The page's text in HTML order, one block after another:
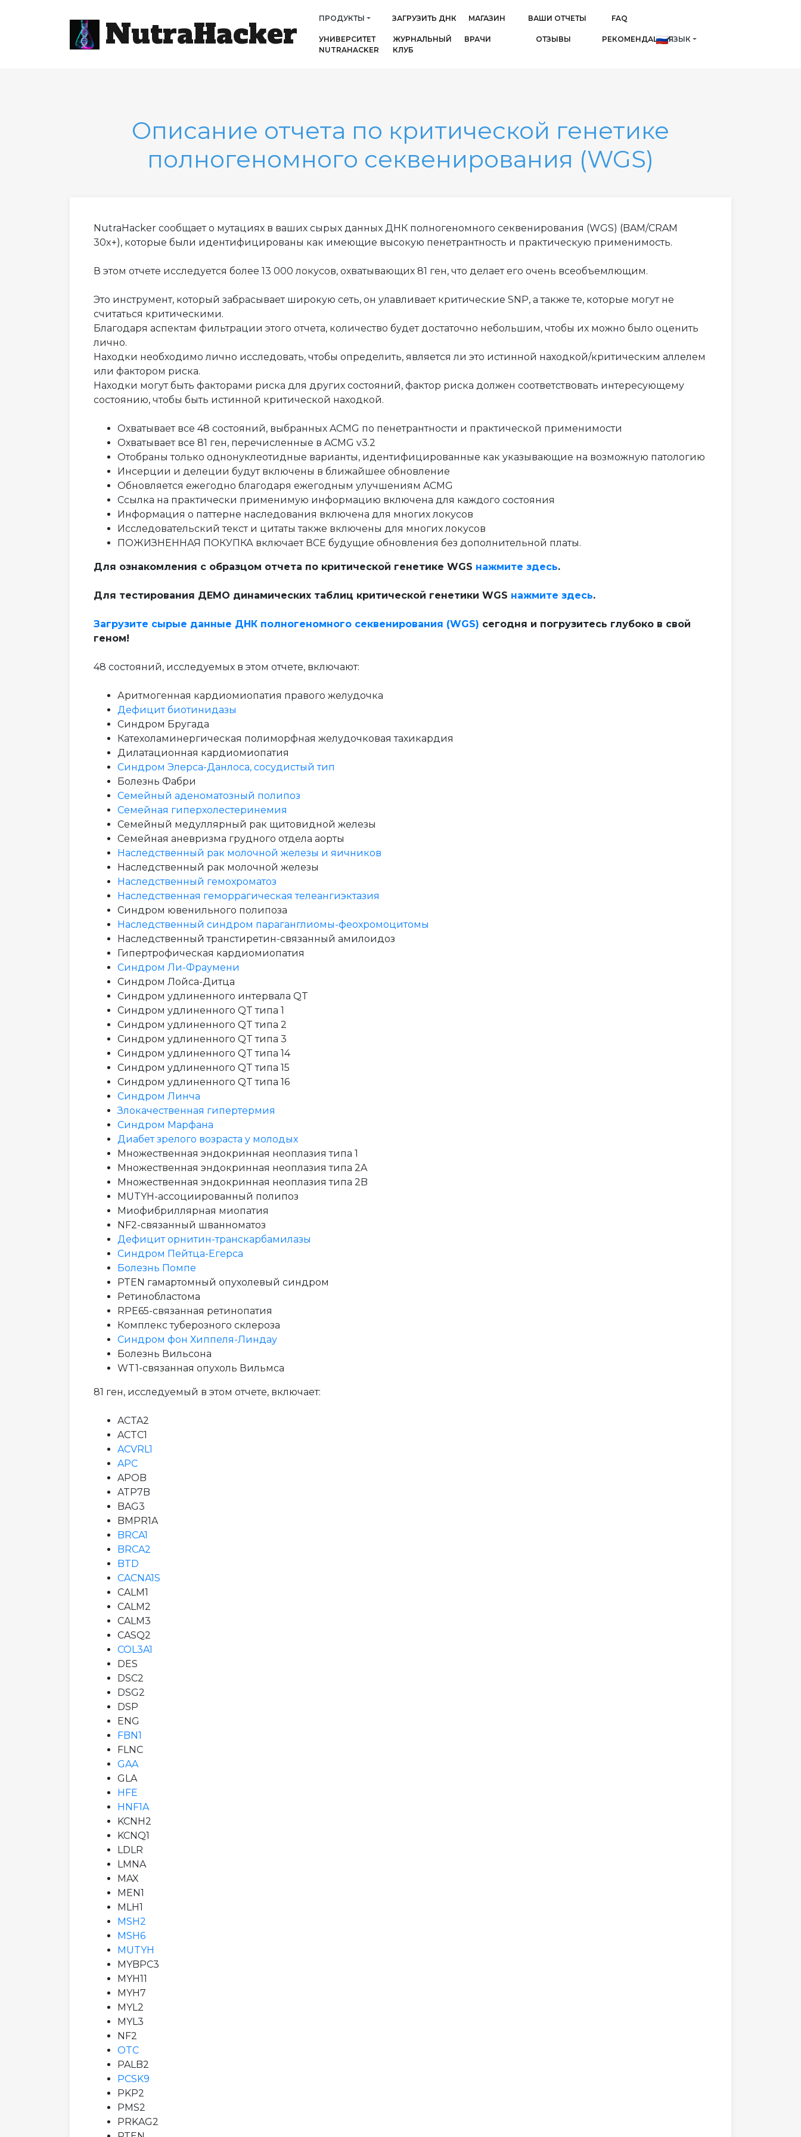
NutraHacker ПРОДУКТЫ ЗАГРУЗИТЬ ДНК МАГАЗИН ВАШИ ОТЧЕТЫ FAQ
УНИВЕРСИТЕТ
NUTRAHACKER
ЖУРНАЛЬНЫЙ
КЛУБ
ВРАЧИ ОТЗЫВЫ РЕКОМЕНДАЦИИЯЗЫК
Описание отчета по критической генетике
полногеномного секвенирования (WGS)
NutraHacker сообщает о мутациях в ваших сырых данных ДНК полногеномного секвенирования (WGS) (BAM/CRAM
30x+), которые были идентифицированы как имеющие высокую пенетрантность и практическую применимость.
В этом отчете исследуется более 13 000 локусов, охватывающих 81 ген, что делает его очень всеобъемлющим.
Это инструмент, который забрасывает широкую сеть, он улавливает критические SNP, а также те, которые могут не
считаться критическими.
Благодаря аспектам фильтрации этого отчета, количество будет достаточно небольшим, чтобы их можно было оценить
лично.
Находки необходимо лично исследовать, чтобы определить, является ли это истинной находкой/критическим аллелем
или фактором риска.
Находки могут быть факторами риска для других состояний, фактор риска должен соответствовать интересующему
состоянию, чтобы быть истинной критической находкой.
Охватывает все 48 состояний, выбранных ACMG по пенетрантности и практической применимости
Охватывает все 81 ген, перечисленные в ACMG v3.2
Отобраны только однонуклеотидные варианты, идентифицированные как указывающие на возможную патологию
Инсерции и делеции будут включены в ближайшее обновление
Обновляется ежегодно благодаря ежегодным улучшениям ACMG
Ссылка на практически применимую информацию включена для каждого состояния
Информация о паттерне наследования включена для многих локусов
Исследовательский текст и цитаты также включены для многих локусов
ПОЖИЗНЕННАЯ ПОКУПКА включает ВСЕ будущие обновления без дополнительной платы.
Для ознакомления с образцом отчета по критической генетике WGS нажмите здесь.
Для тестирования ДЕМО динамических таблиц критической генетики WGS нажмите здесь.
Загрузите сырые данные ДНК полногеномного секвенирования (WGS) сегодня и погрузитесь глубоко в свой
геном!
48 состояний, исследуемых в этом отчете, включают:
Аритмогенная кардиомиопатия правого желудочка
Дефицит биотинидазы
Синдром Бругада
Катехоламинергическая полиморфная желудочковая тахикардия
Дилатационная кардиомиопатия
Синдром Элерса-Данлоса, сосудистый тип
Болезнь Фабри
Семейный аденоматозный полипоз
Семейная гиперхолестеринемия
Семейный медуллярный рак щитовидной железы
Семейная аневризма грудного отдела аорты
Наследственный рак молочной железы и яичников
Наследственный рак молочной железы
Наследственный гемохроматоз
Наследственная геморрагическая телеангиэктазия
Синдром ювенильного полипоза
Наследственный синдром параганглиомы-феохромоцитомы
Наследственный транстиретин-связанный амилоидоз
Гипертрофическая кардиомиопатия
Синдром Ли-Фраумени
Синдром Лойса-Дитца
Синдром удлиненного интервала QT
Синдром удлиненного QT типа 1
Синдром удлиненного QT типа 2
Синдром удлиненного QT типа 3
Синдром удлиненного QT типа 14
Синдром удлиненного QT типа 15
Синдром удлиненного QT типа 16
Синдром Линча
Злокачественная гипертермия
Синдром Марфана
Диабет зрелого возраста у молодых
Множественная эндокринная неоплазия типа 1
Множественная эндокринная неоплазия типа 2A
Множественная эндокринная неоплазия типа 2B
MUTYH-ассоциированный полипоз
Миофибриллярная миопатия
NF2-связанный шванноматоз
Дефицит орнитин-транскарбамилазы
Синдром Пейтца-Егерса
Болезнь Помпе
PTEN гамартомный опухолевый синдром
Ретинобластома
RPE65-связанная ретинопатия
Комплекс туберозного склероза
Синдром фон Хиппеля-Линдау
Болезнь Вильсона
WT1-связанная опухоль Вильмса
81 ген, исследуемый в этом отчете, включает:
ACTA2
ACTC1
ACVRL1
APC
APOB
ATP7B
BAG3
BMPR1A
BRCA1
BRCA2
BTD
CACNA1S
CALM1
CALM2
CALM3
CASQ2
COL3A1
DES
DSC2
DSG2
DSP
ENG
FBN1
FLNC
GAA
GLA
HFE
HNF1A
KCNH2
KCNQ1
LDLR
LMNA
MAX
MEN1
MLH1
MSH2
MSH6
MUTYH
MYBPC3
MYH11
MYH7
MYL2
MYL3
NF2
OTC
PALB2
PCSK9
PKP2
PMS2
PRKAG2